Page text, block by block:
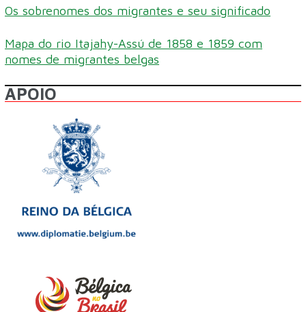
Os sobrenomes dos migrantes e seu significado
Mapa do rio Itajahy-Assú de 1858 e 1859 com
nomes de migrantes belgas
APOIO